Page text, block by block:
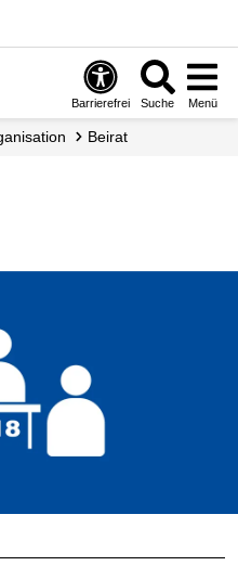
Barrierefrei Suche Menü
Beirat